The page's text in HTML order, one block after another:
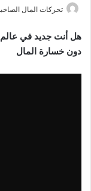
تحركات المال
هل أنت جديد في عالم
دون خسارة المال